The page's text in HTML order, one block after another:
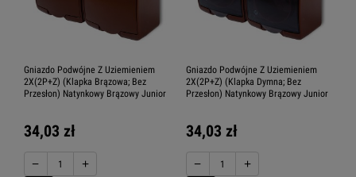
Gniazdo Podwójne Z Uziemieniem
2X(2P+Z) (Klapka Brązowa; Bez
Przesłon) Natynkowy Brązowy Junior
34,03 zł
− +
Gniazdo Podwójne Z Uziemieniem
2X(2P+Z) (Klapka Dymna; Bez
Przesłon) Natynkowy Brązowy Junior
34,03 zł
− +